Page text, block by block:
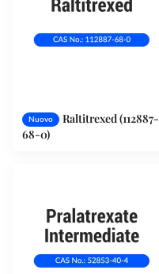
Nuovo
Raltitrexed (112887-
68-0)